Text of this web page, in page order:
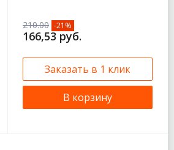
210.00 -21%
166,53 руб.
Заказать в 1 клик
В корзину